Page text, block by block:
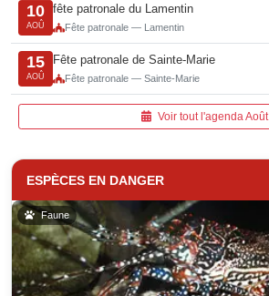
10
AOÛ
fête patronale du Lamentin
Fête patronale — Lamentin
15
AOÛ
Fête patronale de Sainte-Marie
Fête patronale — Sainte-Marie
Voir tout l'agenda Août
ESPÈCES EN DANGER
Faune